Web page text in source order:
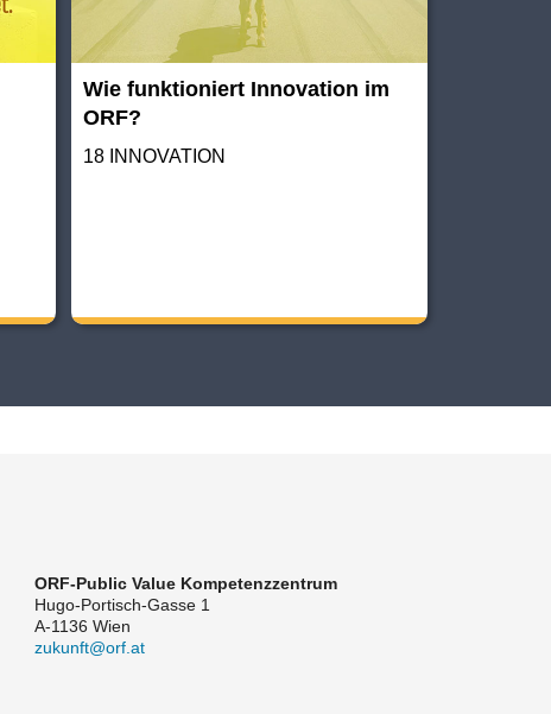
Wie funktioniert Innovation im
ORF?
18 INNOVATION
ORF-Public Value Kompetenzzentrum
Hugo-Portisch-Gasse 1
A-1136 Wien
zukunft@orf.at